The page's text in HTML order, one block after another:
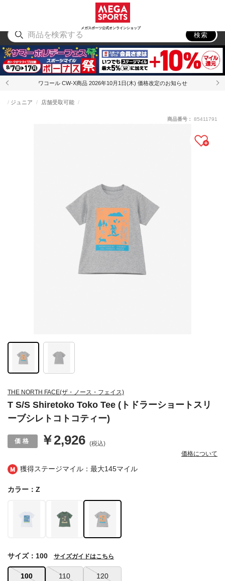
メガスポーツ公式オンラインショップ
アウトドア
検索
ワコール CW-X商品 2026年10月1日(木) 価格改定のお知らせ
獲得ステージマイル：最大145マイル
THE NORTH FACE(ザ・ノース・フェイス)
T S/S Shiretoko Toko Tee (トドラーショートスリ
ーブシレトコトコティー)
ジュニア 店舗受取可能
￥2,926 (税込)
価格について
商品番号： 85411791
カラー：Z
100 110 120
サイズ：100 サイズガイドはこちら